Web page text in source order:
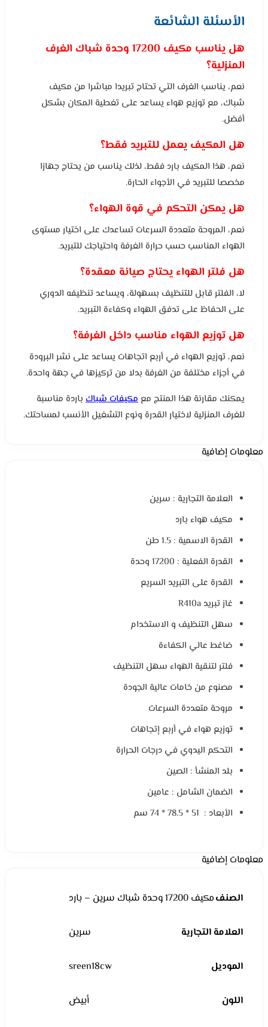
الأسئلة الشائعة
هل يناسب مكيف 17200 وحدة شباك الغرف
المنزلية؟
نعم، يناسب الغرف التي تحتاج تبريدا مباشرا من مكيف
شباك، مع توزيع هواء يساعد على تغطية المكان بشكل
أفضل.
هل المكيف يعمل للتبريد فقط؟
نعم، هذا المكيف بارد فقط، لذلك يناسب من يحتاج جهازا
مخصصا للتبريد في الأجواء الحارة.
هل يمكن التحكم في قوة الهواء؟
نعم، المروحة متعددة السرعات تساعدك على اختيار مستوى
الهواء المناسب حسب حرارة الغرفة واحتياجك للتبريد.
هل فلتر الهواء يحتاج صيانة معقدة؟
لا، الفلتر قابل للتنظيف بسهولة، ويساعد تنظيفه الدوري
على الحفاظ على تدفق الهواء وكفاءة التبريد.
هل توزيع الهواء مناسب داخل الغرفة؟
نعم، توزيع الهواء في أربع اتجاهات يساعد على نشر البرودة
في أجزاء مختلفة من الغرفة بدلا من تركيزها في جهة واحدة.
يمكنك مقارنة هذا المنتج مع مكيفات شباك باردة مناسبة
للغرف المنزلية لاختيار القدرة ونوع التشغيل الأنسب لمساحتك.
معلومات إضافية
العلامة التجارية : سرين
مكيف هواء بارد
القدرة الاسمية : 1.5 طن
القدرة الفعلية : 17200 وحدة
القدرة على التبريد السريع
غاز تبريد R410a
سهل التنظيف و الاستخدام
ضاغط عالي الكفاءة
فلتر لتنقية الهواء سهل التنظيف
مصنوع من خامات عالية الجودة
مروحة متعددة السرعات
توزيع هواء في أربع إتجاهات
التحكم اليدوي في درجات الحرارة
بلد المنشأ : الصين
الضمان الشامل : عامين
الأبعاد : 51 * 78.5 * 74 سم
معلومات إضافية
الصنفمكيف 17200 وحدة شباك سرين – بارد
العلامة التجارية سرين
الموديل sreen18cw
اللون أبيض